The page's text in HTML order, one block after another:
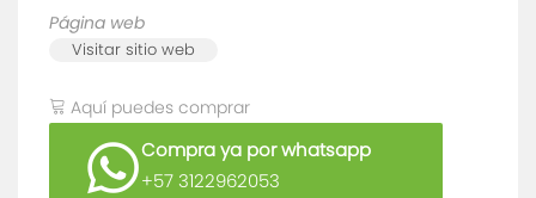
Página web
Visitar sitio web
Aquí puedes comprar
Compra ya por whatsapp
+57 3122962053